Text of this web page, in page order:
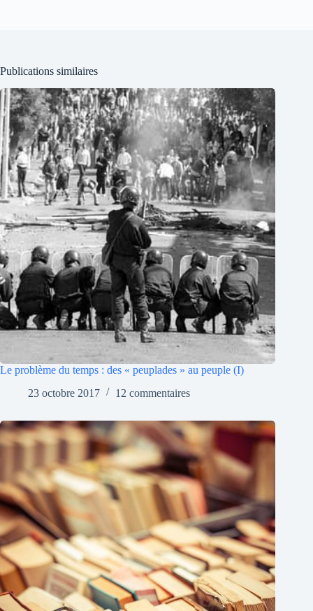
Publications similaires
Le problème du temps : des « peuplades » au peuple (I)
23 octobre 2017
12 commentaires